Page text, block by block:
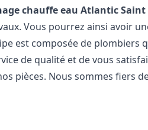
chauffe eau AtlanticSaint
Vous pourrez ainsi avoir
est composée de plombiers
de qualité et de vous
pièces. Nous sommes fiers